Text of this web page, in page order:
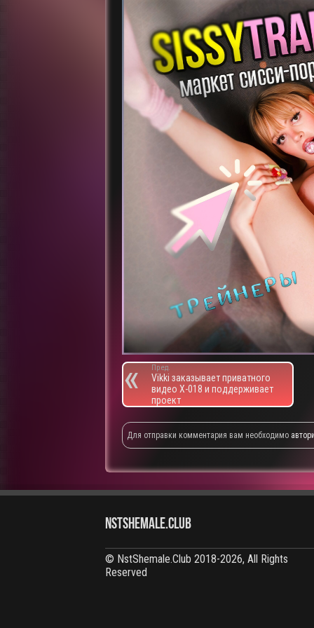
Пред.
Vikki заказывает приватного
видео X-018 и поддерживает
проект
Для отправки комментария вам необходимо
NstShemale.Club
© NstShemale.Club 2018-2026, All Rights
Reserved